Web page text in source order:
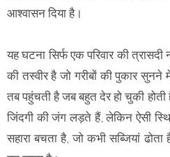
आश्वासन दिया है।
यह घटना सिर्फ एक परिवार की
की तस्वीर है जो गरीबों की पुकार
तब पहुंचती है जब बहुत देर हो चुकी
जिंदगी की जंग लड़ते हैं, लेकिन ऐसी
सहारा बचता है, जो कभी सब्जियां